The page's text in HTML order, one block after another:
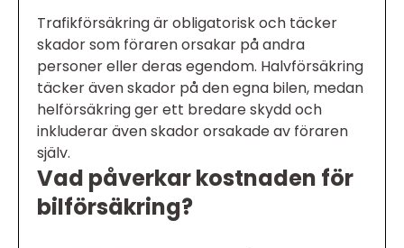
Trafikförsäkring är obligatorisk och täcker
skador som föraren orsakar på andra
personer eller deras egendom. Halvförsäkring
täcker även skador på den egna bilen, medan
helförsäkring ger ett bredare skydd och
inkluderar även skador orsakade av föraren
själv.
Vad påverkar kostnaden för
bilförsäkring?